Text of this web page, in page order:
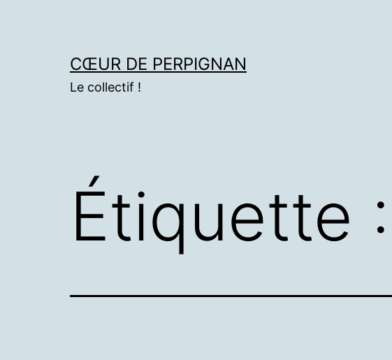
CŒUR DE PERPIGNAN
Le collectif !
Étiquette :